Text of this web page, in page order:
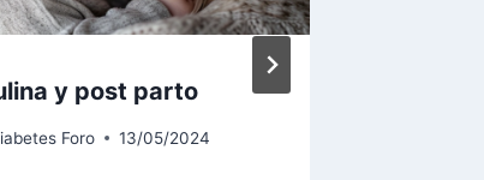
y post parto
Foro 13/05/2024